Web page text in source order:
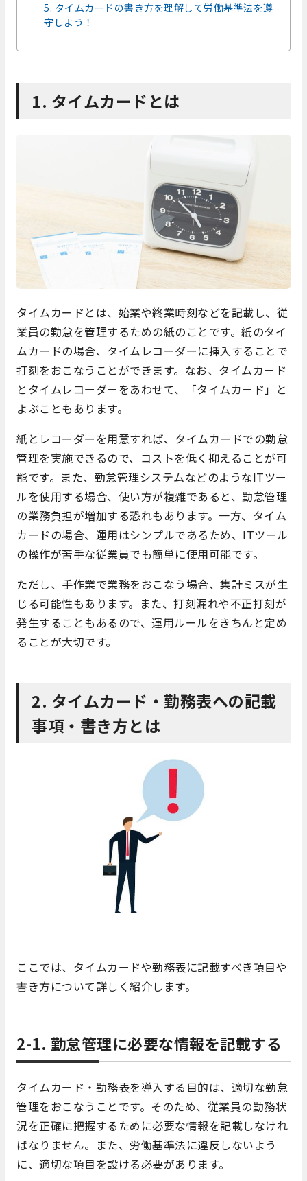
5. タイムカードの書き方を理解して労働基準法を遵
守しよう！
1. タイムカードとは
タイムカードとは、始業や終業時刻などを記載し、従
業員の勤怠を管理するための紙のことです。紙のタイ
ムカードの場合、タイムレコーダーに挿入することで
打刻をおこなうことができます。なお、タイムカード
とタイムレコーダーをあわせて、「タイムカード」と
よぶこともあります。
紙とレコーダーを用意すれば、タイムカードでの勤怠
管理を実施できるので、コストを低く抑えることが可
能です。また、勤怠管理システムなどのようなITツー
ルを使用する場合、使い方が複雑であると、勤怠管理
の業務負担が増加する恐れもあります。一方、タイム
カードの場合、運用はシンプルであるため、ITツール
の操作が苦手な従業員でも簡単に使用可能です。
ただし、手作業で業務をおこなう場合、集計ミスが生
じる可能性もあります。また、打刻漏れや不正打刻が
発生することもあるので、運用ルールをきちんと定め
ることが大切です。
2. タイムカード・勤務表への記載
事項・書き方とは
ここでは、タイムカードや勤務表に記載すべき項目や
書き方について詳しく紹介します。
2-1. 勤怠管理に必要な情報を記載する
タイムカード・勤務表を導入する目的は、適切な勤怠
管理をおこなうことです。そのため、従業員の勤務状
況を正確に把握するために必要な情報を記載しなけれ
ばなりません。また、労働基準法に違反しないよう
に、適切な項目を設ける必要があります。